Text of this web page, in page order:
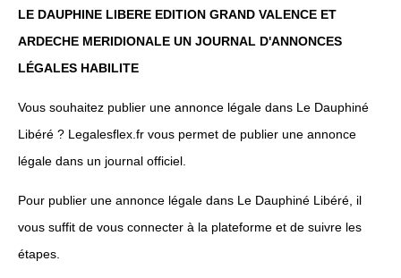
LE DAUPHINE LIBERE EDITION GRAND VALENCE ET
ARDECHE MERIDIONALE UN JOURNAL D'ANNONCES
LÉGALES HABILITE
Vous souhaitez publier une annonce légale dans Le Dauphiné
Libéré ? Legalesflex.fr vous permet de publier une annonce
légale dans un journal officiel.
Pour publier une annonce légale dans Le Dauphiné Libéré, il
vous suffit de vous connecter à la plateforme et de suivre les
étapes.